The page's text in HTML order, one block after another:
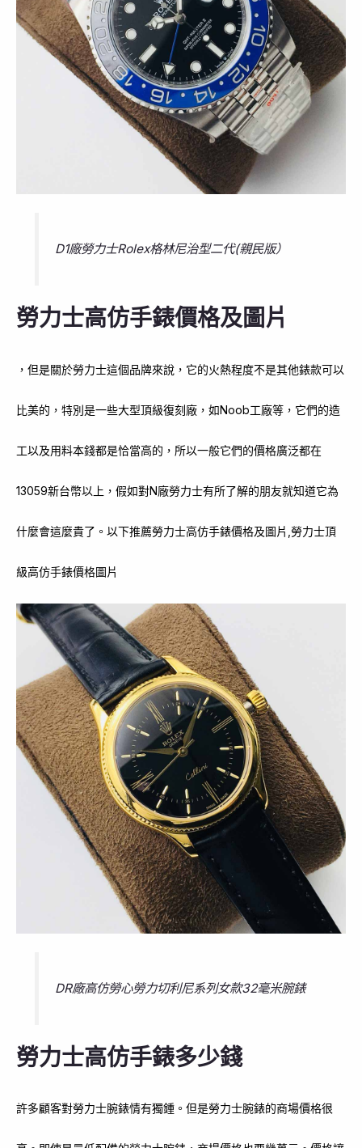
D1廠勞力士Rolex格林尼治型二代(親民版）
勞力士高仿手錶價格及圖片
，但是關於勞力士這個品牌來說，它的火熱程度不是其他錶款可以
比美的，特別是一些大型頂級復刻廠，如Noob工廠等，它們的造
工以及用料本錢都是恰當高的，所以一般它們的價格廣泛都在
13059新台幣以上，假如對N廠勞力士有所了解的朋友就知道它為
什麼會這麼貴了。以下推薦勞力士高仿手錶價格及圖片,勞力士頂
級高仿手錶價格圖片
DR廠高仿勞心勞力切利尼系列女款32毫米腕錶
勞力士高仿手錶多少錢
許多顧客對勞力士腕錶情有獨鍾。但是勞力士腕錶的商場價格很